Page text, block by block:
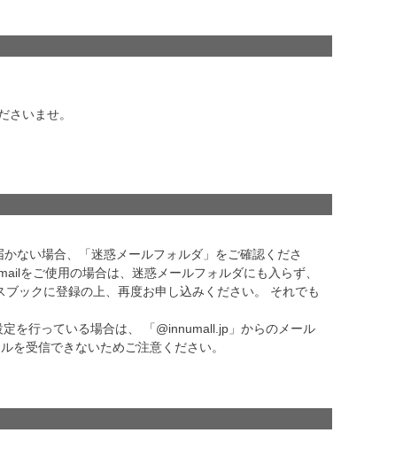
いませ。
ない場合、「迷惑メールフォルダ」をご確認くださ
をご使用の場合は、迷惑メールフォルダにも入らず、
ックに登録の上、再度お申し込みください。 それでも
を行っている場合は、 「@innumall.jp」からのメール
を受信できないためご注意ください。